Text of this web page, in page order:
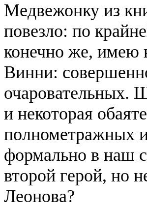
Медвежонку из
повезло: по
конечно же, имею
Винни:
очаровательных.
и некоторая
полнометражных
формально в наш
второй герой, но
Леонова?